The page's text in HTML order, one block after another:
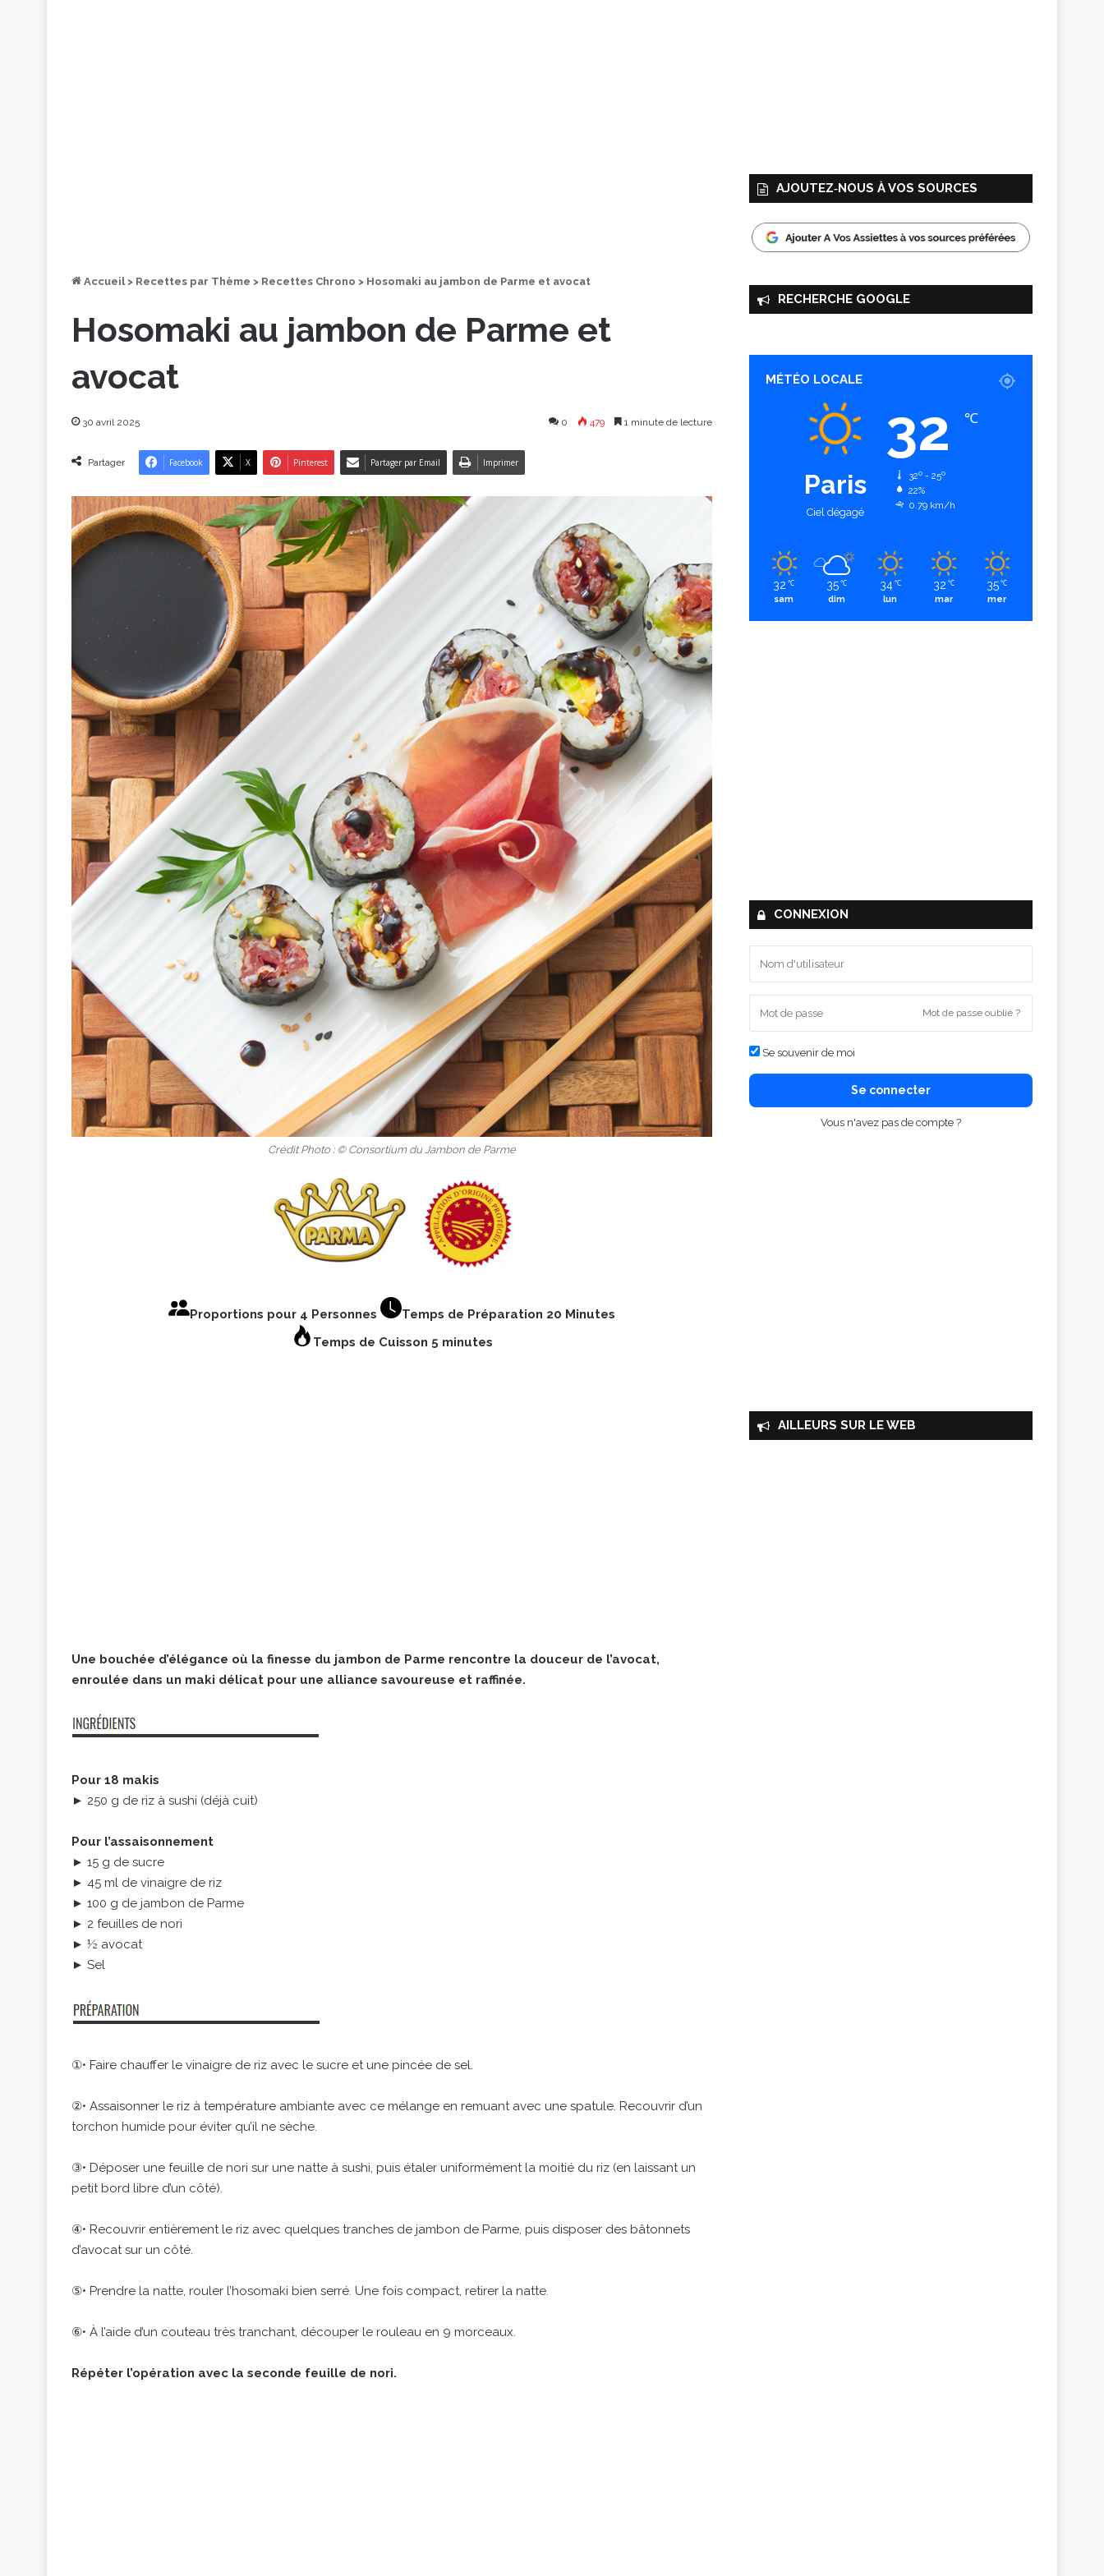
Accueil > Recettes par Thème > Recettes Chrono > Hosomaki au jambon de Parme et avocat
Hosomaki au jambon de Parme et
avocat
30 avril 2025 0 479 1 minute de lecture
Partager Facebook X Pinterest Partager par Email Imprimer
Crédit Photo : © Consortium du Jambon de Parme
Proportions pour 4 Personnes
Temps de Préparation 20 Minutes
Temps de Cuisson 5 minutes
Une bouchée d’élégance où la finesse du jambon de Parme rencontre la douceur de l’avocat,
enroulée dans un maki délicat pour une alliance savoureuse et raffinée.
Pour 18 makis
► 250 g de riz à sushi (déjà cuit)
Pour l’assaisonnement
► 15 g de sucre
► 45 ml de vinaigre de riz
► 100 g de jambon de Parme
► 2 feuilles de nori
► ½ avocat
► Sel
①• Faire chauffer le vinaigre de riz avec le sucre et une pincée de sel.
②• Assaisonner le riz à température ambiante avec ce mélange en remuant avec une spatule. Recouvrir d’un
torchon humide pour éviter qu’il ne sèche.
③• Déposer une feuille de nori sur une natte à sushi, puis étaler uniformément la moitié du riz (en laissant un
petit bord libre d’un côté).
④• Recouvrir entièrement le riz avec quelques tranches de jambon de Parme, puis disposer des bâtonnets
d’avocat sur un côté.
⑤• Prendre la natte, rouler l’hosomaki bien serré. Une fois compact, retirer la natte.
⑥• À l’aide d’un couteau très tranchant, découper le rouleau en 9 morceaux.
Répéter l’opération avec la seconde feuille de nori.
AJOUTEZ‑NOUS À VOS SOURCES
RECHERCHE GOOGLE
MÉTÉO LOCALE
Paris
Ciel dégagé
32 ℃
32º - 25º
22%
0.79 km/h
32 ℃
sam
35 ℃
dim
34 ℃
lun
32 ℃
mar
35 ℃
mer
CONNEXION
Mot de passe oublié ?
Se souvenir de moi
Se connecter
Vous n'avez pas de compte ?
AILLEURS SUR LE WEB